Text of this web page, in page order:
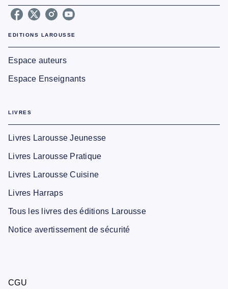
EDITIONS LAROUSSE
Espace auteurs
Espace Enseignants
LIVRES
Livres Larousse Jeunesse
Livres Larousse Pratique
Livres Larousse Cuisine
Livres Harraps
Tous les livres des éditions Larousse
Notice avertissement de sécurité
CGU